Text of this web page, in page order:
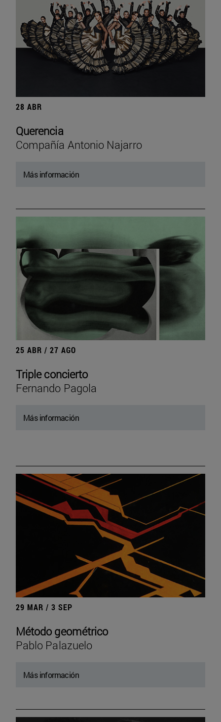
28 ABR
Querencia
Compañía Antonio Najarro
Más información
25 ABR / 27 AGO
Triple concierto
Fernando Pagola
Más información
29 MAR / 3 SEP
Método geométrico
Pablo Palazuelo
Más información